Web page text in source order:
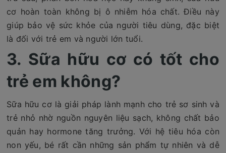
cơ hoàn toàn không bị ô nhiễm hóa chất. Điều này
giúp bảo vệ sức khỏe của người tiêu dùng, đặc biệt
là đối với trẻ em và người lớn tuổi.
3. Sữa hữu cơ có tốt cho
trẻ em không?
Sữa hữu cơ là giải pháp lành mạnh cho trẻ sơ sinh và
trẻ nhỏ nhờ nguồn nguyên liệu sạch, không chất bảo
quản hay hormone tăng trưởng. Với hệ tiêu hóa còn
non yếu, bé rất cần những sản phẩm tự nhiên và dễ